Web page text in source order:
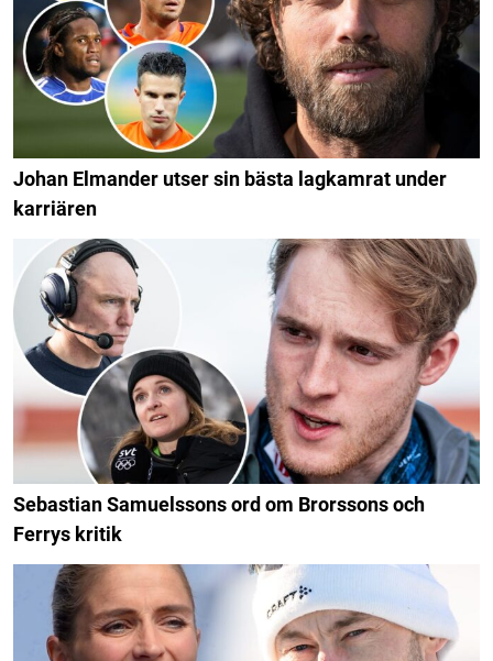
Johan Elmander utser sin bästa lagkamrat under
karriären
Sebastian Samuelssons ord om Brorssons och
Ferrys kritik